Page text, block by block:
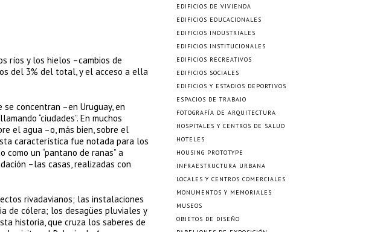
ríos y los hielos –cambios de
del 3% del total, y el acceso a ella
concentran –en Uruguay, en
“ciudades”. En muchos
el agua –o, más bien, sobre el
característica fue notada para los
un “pantano de ranas” a
–las casas, realizadas con
rivadavianos; las instalaciones
de cólera; los desagües pluviales y
historia, que cruza los saberes de
EDIFICIOS DE VIVIENDA
EDIFICIOS EDUCACIONALES
EDIFICIOS INDUSTRIALES
EDIFICIOS INSTITUCIONALES
EDIFICIOS RECREATIVOS
EDIFICIOS SOCIALES
EDIFICIOS Y ESTADIOS DEPORTIVOS
ESPACIOS DE TRABAJO
FOTOGRAFÍA DE ARQUITECTURA
HOSPITALES Y CENTROS DE SALUD
HOTELES
HOUSING PROTOTYPE
INFRAESTRUCTURA URBANA
LOCALES Y CENTROS COMERCIALES
MONUMENTOS Y MEMORIALES
MUSEOS
OBJETOS DE DISEÑO